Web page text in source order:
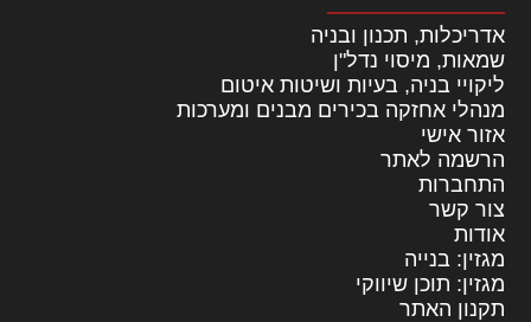
אדריכלות, תכנון ובניה
שמאות, מיסוי נדל"ן
ליקויי בניה, בעיות ושיטות איטום
מנהלי אחזקה בכירים מבנים ומערכות
אזור אישי
הרשמה לאתר
התחברות
צור קשר
אודות
מגזין: בנייה
מגזין: תוכן שיווקי
תקנון האתר